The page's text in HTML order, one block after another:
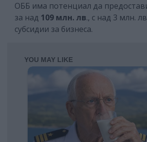
ОББ има потенциал да
за над 109 млн. лв., с над 3 млн.
субсидии за бизнеса.